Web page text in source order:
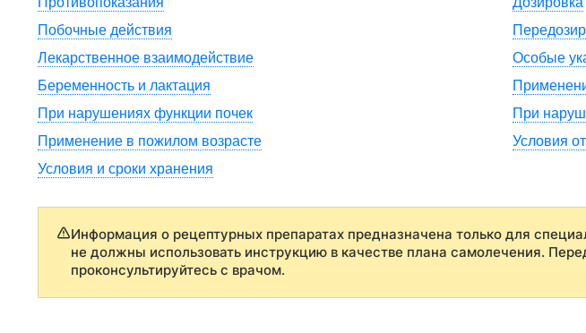
Побочные действия
Лекарственное взаимодействие
Особые
Беременность и лактация
При нарушениях функции почек
При
Применение в пожилом возрасте
Условия
Условия и сроки хранения
Информация о рецептурных препаратах предназначена только для
не должны использовать инструкцию в качестве плана самолечения.
проконсультируйтесь с врачом.